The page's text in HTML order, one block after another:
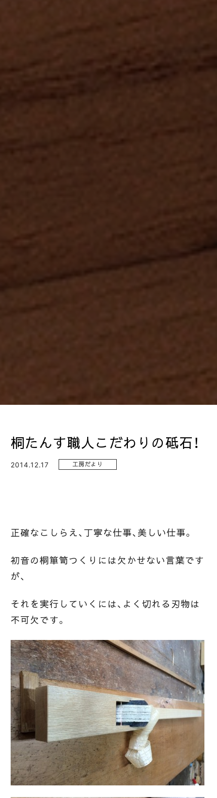
桐たんす職人こだわりの砥石！
2014.12.17 工房だより
正確なこしらえ、丁寧な仕事、美しい仕事。
初音の桐箪笥つくりには欠かせない言葉です
が、
それを実行していくには、よく切れる刃物は
不可欠です。